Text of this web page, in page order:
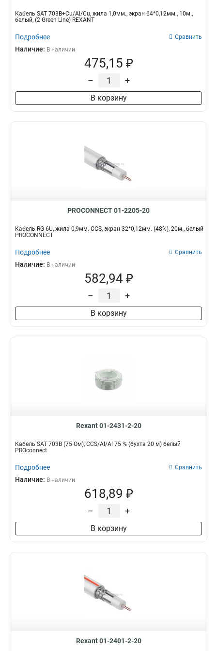
Кабель SAT 703B+Cu/Al/Cu, жила 1,0мм., экран 64*0,12мм., 10м.,
белый, (2 Green Line) REXANT
Подробнее Сравнить
Наличие: В наличии
475,15 ₽
– +
В корзину
PROCONNECT 01-2205-20
Кабель RG-6U, жила 0,9мм. CCS, экран 32*0,12мм. (48%), 20м., белый
PROCONNECT
Подробнее Сравнить
Наличие: В наличии
582,94 ₽
– +
В корзину
Rexant 01-2431-2-20
Кабель SAT 703B (75 Ом), CCS/Al/Al 75 % (бухта 20 м) белый
PROconnect
Подробнее Сравнить
Наличие: В наличии
618,89 ₽
– +
В корзину
Rexant 01-2401-2-20